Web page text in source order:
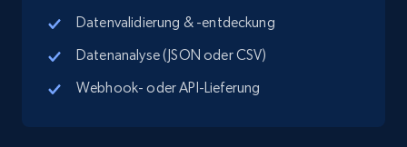
Datenvalidierung & -entdeckung
Datenanalyse (JSON oder CSV)
Webhook- oder API-Lieferung